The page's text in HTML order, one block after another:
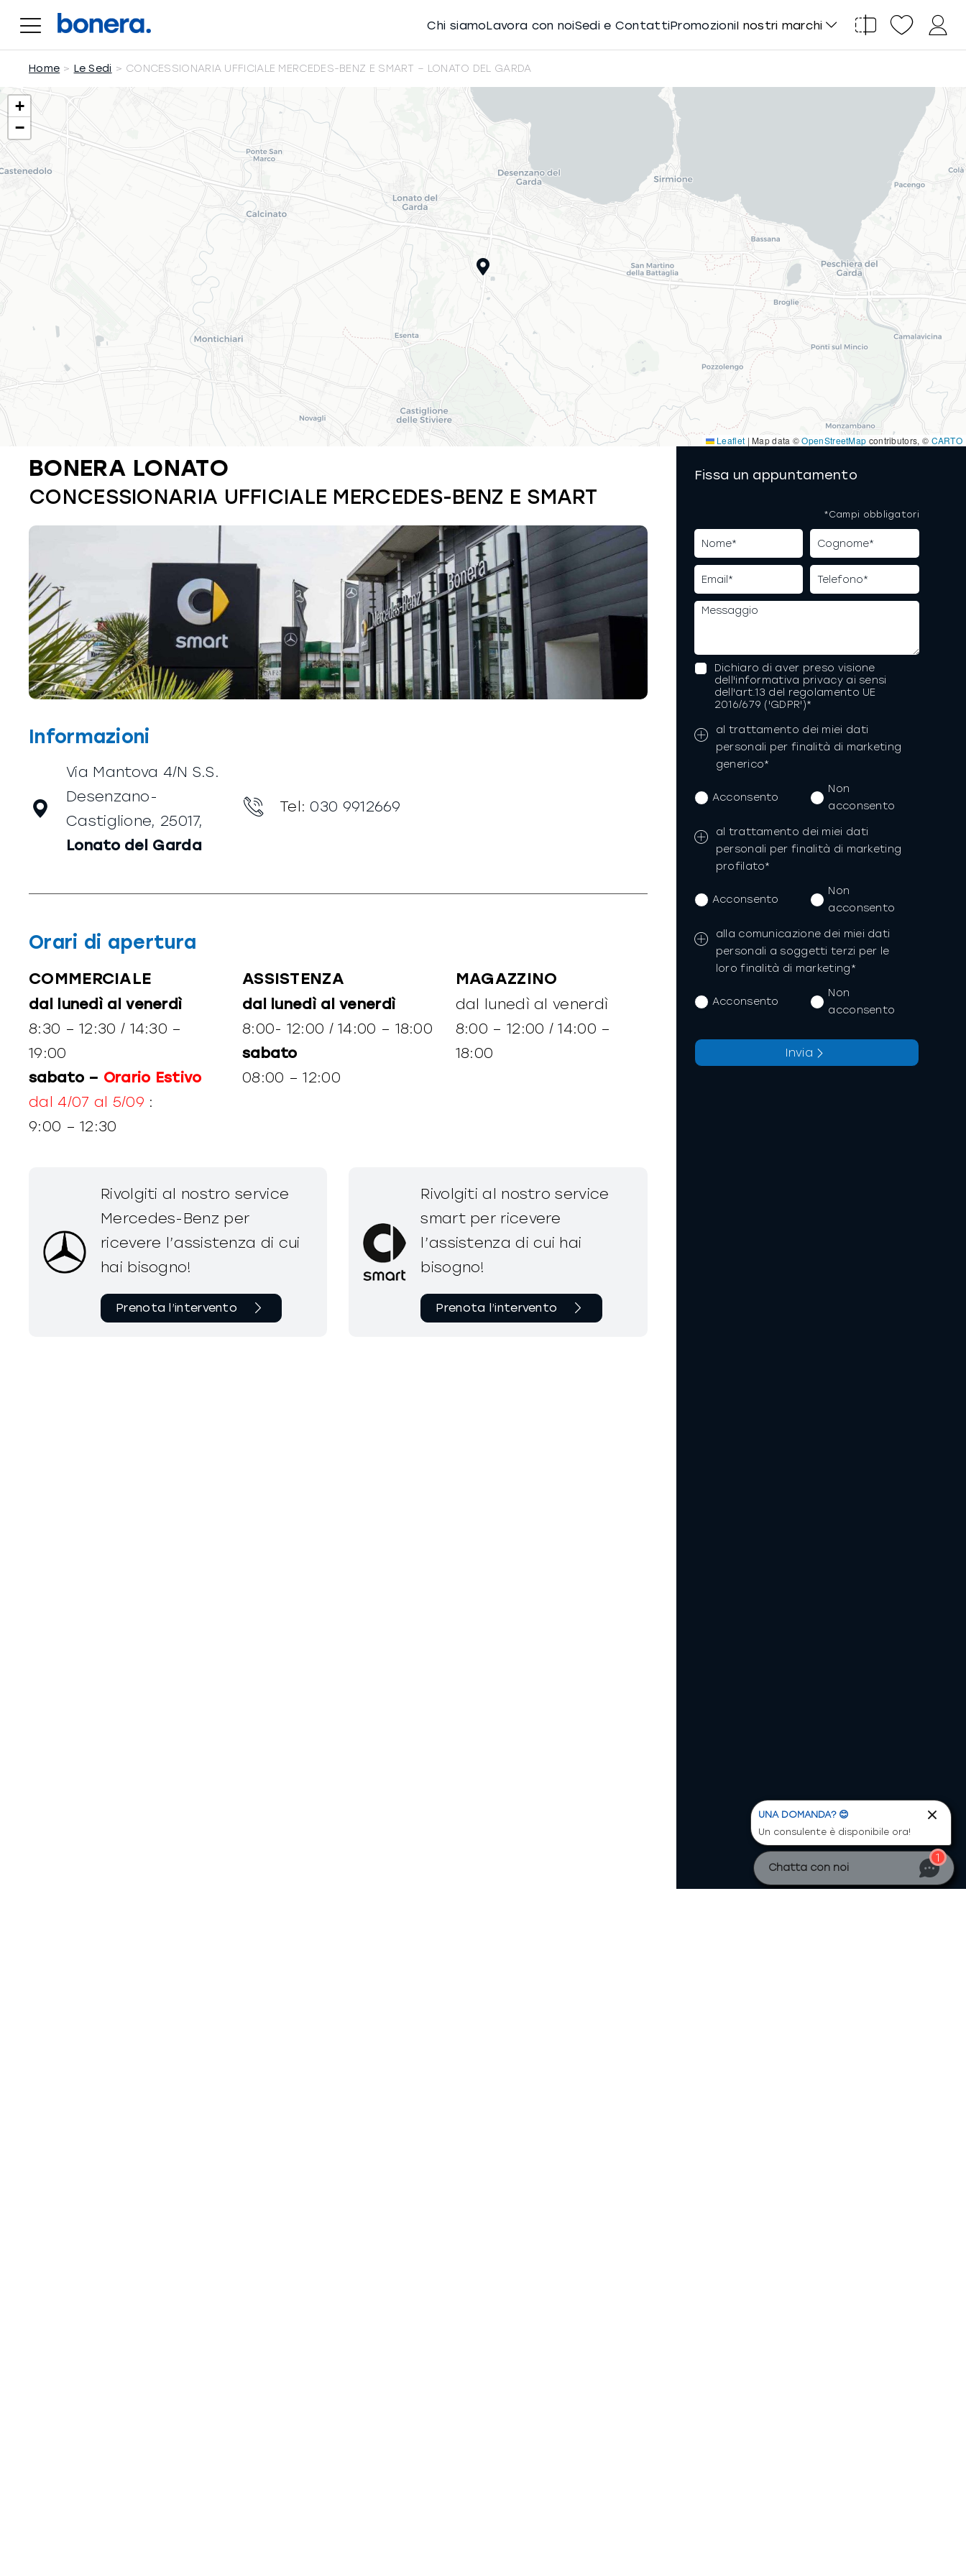
contenuto
Chi siamoLavora con noiSedi e ContattiPromozioniI nostri marchi
Home Le Sedi CONCESSIONARIA UFFICIALE MERCEDES-BENZ E SMART – LONATO DEL GARDA
+
−
Leaflet | Map data ©OpenStreetMap contributors, © CARTO
BONERA LONATO
CONCESSIONARIA UFFICIALE MERCEDES-BENZ E SMART
Informazioni
Via Mantova 4/N S.S.
Desenzano-
Castiglione, 25017,
Lonato del Garda
Tel:030 9912669
Orari di apertura
COMMERCIALE
dal lunedì al venerdì
8:30 – 12:30 / 14:30 –
19:00
sabato – Orario Estivo
dal 4/07 al 5/09 :
9:00 – 12:30
ASSISTENZA
dal lunedì al venerdì
8:00- 12:00 / 14:00 – 18:00
sabato
08:00 – 12:00
MAGAZZINO
dal lunedì al venerdì
8:00 – 12:00 / 14:00 –
18:00
Rivolgiti al nostro service
Mercedes-Benz per
ricevere l’assistenza di cui
hai bisogno!
Prenota l’intervento
Rivolgiti al nostro service
smart per ricevere
l’assistenza di cui hai
bisogno!
Prenota l’intervento
Fissa un appuntamento
Dichiaro di aver preso visione
dell'informativa privacy ai sensi
dell'art.13 del regolamento UE
2016/679 ('GDPR')*
al trattamento dei miei dati
personali per finalità di marketing
generico*
Acconsento
Non
acconsento
al trattamento dei miei dati
personali per finalità di marketing
profilato*
Acconsento
Non
acconsento
alla comunicazione dei miei dati
personali a soggetti terzi per le
loro finalità di marketing*
Acconsento
Non
acconsento
*Campi obbligatori
Invia
Chatta con noi
1
UNA DOMANDA? 😊
Un consulente è disponibile ora!